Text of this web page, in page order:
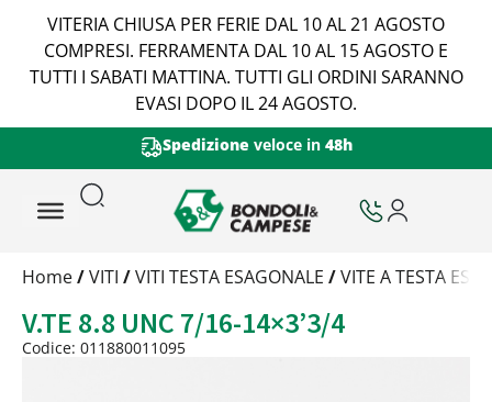
VITERIA CHIUSA PER FERIE DAL 10 AL 21 AGOSTO
COMPRESI. FERRAMENTA DAL 10 AL 15 AGOSTO E
TUTTI I SABATI MATTINA. TUTTI GLI ORDINI SARANNO
EVASI DOPO IL 24 AGOSTO.
Spedizione veloce in 48h
Trattamento
Peso
Quantità
Home/VITI /VITI TESTA ESAGONALE /VITE A TESTA
V.TE 8.8 UNC 7/16-14×3’3/4
Codice: 011880011095